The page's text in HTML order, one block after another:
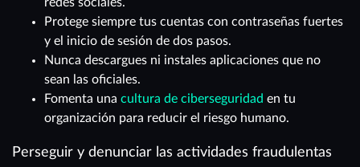
Protege siempre tus cuentas con contraseñas fuertes
y el inicio de sesión de dos pasos.
Nunca descargues ni instales aplicaciones que no
sean las oficiales.
Fomenta una cultura de ciberseguridad en tu
organización para reducir el riesgo humano.
Perseguir y denunciar las actividades fraudulentas